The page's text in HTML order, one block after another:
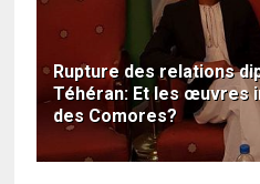
Rupture des relations
Téhéran: Et les œuvres
des Comores?